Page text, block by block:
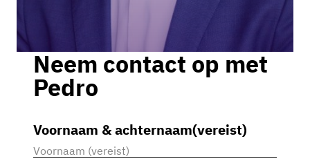
Neem contact op met
Pedro
Voornaam & achternaam(vereist)